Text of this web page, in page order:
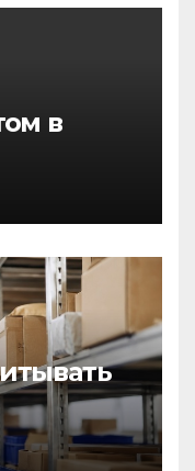
в
для